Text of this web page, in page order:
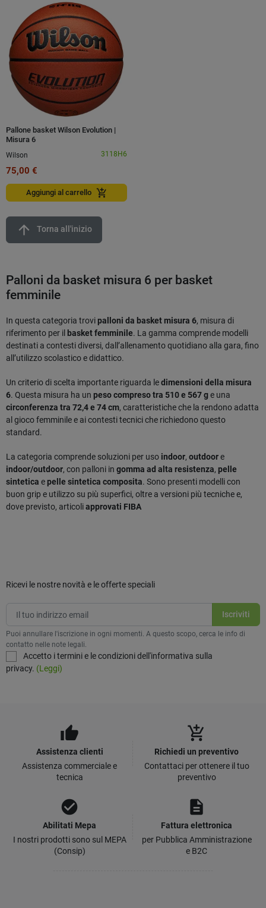
Pallone basket Wilson Evolution |
Misura 6
Wilson
3118H6
75,00 €
Aggiungi al carrello add_shopping_cart
arrow_upward Torna all'inizio
Palloni da basket misura 6 per basket
femminile
In questa categoria trovipalloni da basket misura 6, misura di
riferimento per il basket femminile. La gamma comprende modelli
destinati a contesti diversi, dall’allenamento quotidiano alla gara, fino
all’utilizzo scolastico e didattico.
Un criterio di scelta importante riguarda ledimensioni della misura
6. Questa misura ha un peso compreso tra 510 e 567 ge una
circonferenza tra 72,4 e 74 cm, caratteristiche che la rendono adatta
al gioco femminile e ai contesti tecnici che richiedono questo
standard.
La categoria comprende soluzioni per uso indoor, outdoore
indoor/outdoor, con palloni in gomma ad alta resistenza, pelle
sintetica epelle sintetica composita. Sono presenti modelli con
buon grip e utilizzo su più superfici, oltre a versioni più tecniche e,
dove previsto, articoliapprovati FIBA
Ricevi le nostre novità e le offerte speciali
Puoi annullare l'iscrizione in ogni momenti. A questo scopo, cerca le info di
contatto nelle note legali.
Accetto i termini e le condizioni dell'informativa sulla
privacy. (Leggi)
thumb_up
Assistenza clienti
Assistenza commerciale e
tecnica
add_shopping_cart
Richiedi un preventivo
Contattaci per ottenere il tuo
preventivo
check_circle
Abilitati Mepa
I nostri prodotti sono sul MEPA
(Consip)
description
Fattura elettronica
per Pubblica Amministrazione
e B2C